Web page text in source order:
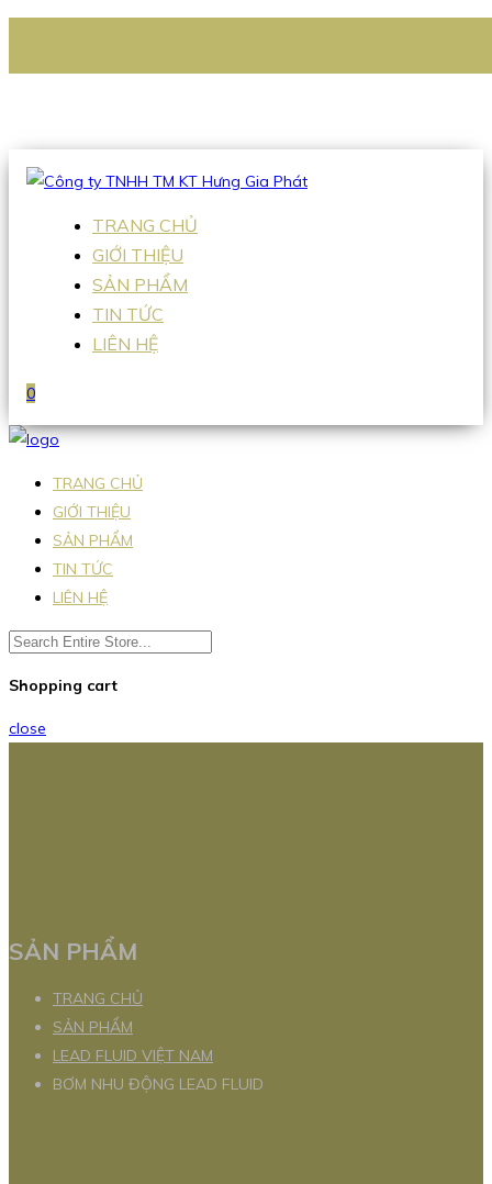
Hotline:0938 336 079
TRANG CHỦ
GIỚI THIỆU
SẢN PHẨM
TIN TỨC
LIÊN HỆ
0
TRANG CHỦ
GIỚI THIỆU
SẢN PHẨM
TIN TỨC
LIÊN HỆ
Shopping cart
close
SẢN PHẨM
TRANG CHỦ
SẢN PHẨM
LEAD FLUID VIỆT NAM
BƠM NHU ĐỘNG LEAD FLUID